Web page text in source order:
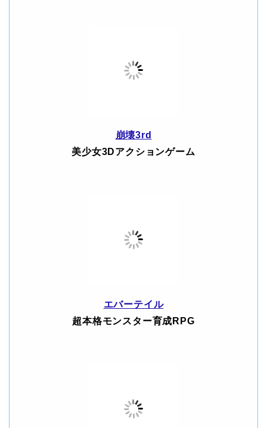
崩壊3rd
美少女3Dアクションゲーム
エバーテイル
超本格モンスター育成RPG